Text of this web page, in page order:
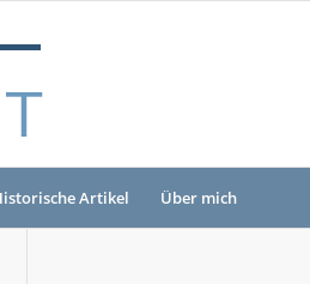
Artikel Über mich